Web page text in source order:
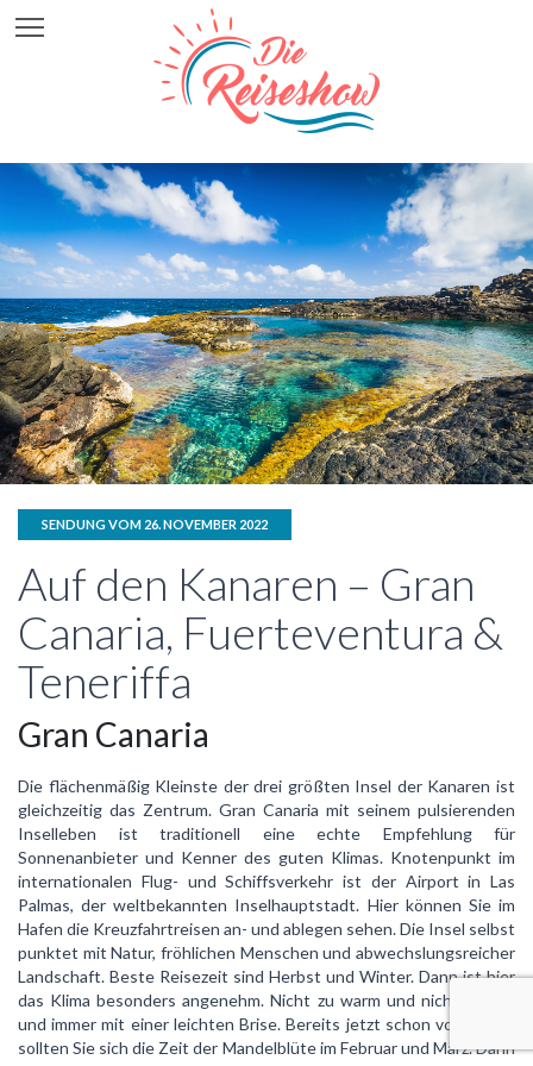
SENDUNG VOM 26. NOVEMBER 2022
Auf den Kanaren – Gran
Canaria, Fuerteventura &
Teneriffa
Gran Canaria
Die flächenmäßig Kleinste der drei größten Insel der Kanaren ist
gleichzeitig das Zentrum. Gran Canaria mit seinem pulsierenden
Inselleben ist traditionell eine echte Empfehlung für
Sonnenanbieter und Kenner des guten Klimas. Knotenpunkt im
internationalen Flug- und Schiffsverkehr ist der Airport in Las
Palmas, der weltbekannten Inselhauptstadt. Hier können Sie im
Hafen die Kreuzfahrtreisen an- und ablegen sehen. Die Insel selbst
punktet mit Natur, fröhlichen Menschen und abwechslungsreicher
Landschaft. Beste Reisezeit sind Herbst und Winter. Dann ist hier
das Klima besonders angenehm. Nicht zu warm und nicht zu kalt
und immer mit einer leichten Brise. Bereits jetzt schon vormerken
sollten Sie sich die Zeit der Mandelblüte im Februar und März. Dann